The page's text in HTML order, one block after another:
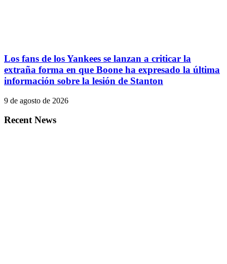
Los fans de los Yankees se lanzan a criticar la
extraña forma en que Boone ha expresado la última
información sobre la lesión de Stanton
9 de agosto de 2026
Recent News